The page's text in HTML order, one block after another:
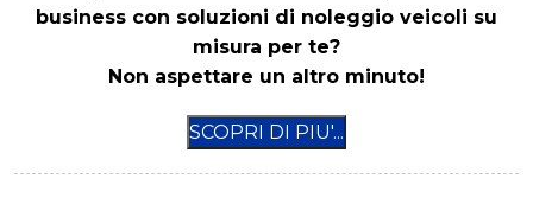
business con soluzioni di noleggio veicoli su
misura per te?
Non aspettare un altro minuto!